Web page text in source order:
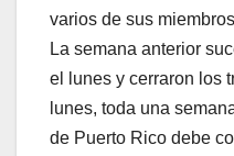
varios de sus
La semana anterior
el lunes y cerraron los
lunes, toda una
de Puerto Rico debe